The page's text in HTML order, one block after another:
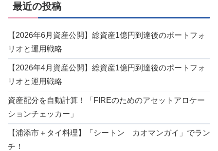
最近の投稿
【2026年6月資産公開】総資産1億円到達後のポートフォ
リオと運用戦略
【2026年4月資産公開】総資産1億円到達後のポートフォ
リオと運用戦略
資産配分を自動計算！「FIREのためのアセットアロケー
ションチェッカー」
【浦添市＋タイ料理】「シートン カオマンガイ」でラン
チ！